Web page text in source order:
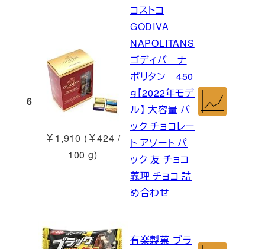
6
￥1,910 (￥424 /
100 g)
コストコ
GODIVA
NAPOLITANS
ゴディバ ナ
ポリタン 450
ｇ【2022年モデ
ル】 大容量 パ
ック チョコレー
ト アソート パ
ック 友 チョコ
義理 チョコ 詰
め合わせ
有楽製菓 ブラ